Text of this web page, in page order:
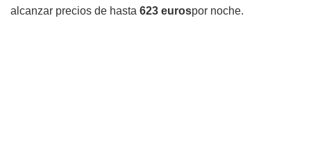
alcanzar precios de hasta 623 eurospor noche.